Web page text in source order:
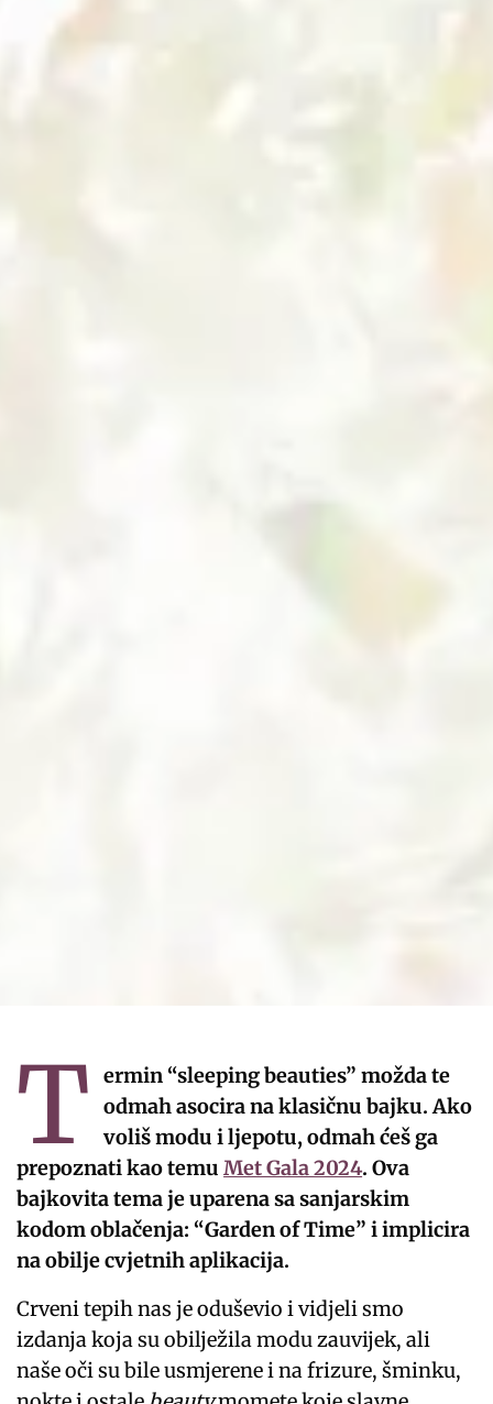
T
ermin “sleeping beauties” možda te
odmah asocira na klasičnu bajku. Ako
voliš modu i ljepotu, odmah ćeš ga
prepoznati kao temuMet Gala 2024. Ova
bajkovita tema je uparena sa sanjarskim
kodom oblačenja: “Garden of Time” i implicira
na obilje cvjetnih aplikacija.
Crveni tepih nas je oduševio i vidjeli smo
izdanja koja su obilježila modu zauvijek, ali
naše oči su bile usmjerene i na frizure, šminku,